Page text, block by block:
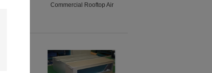
Commercial Rooftop Air